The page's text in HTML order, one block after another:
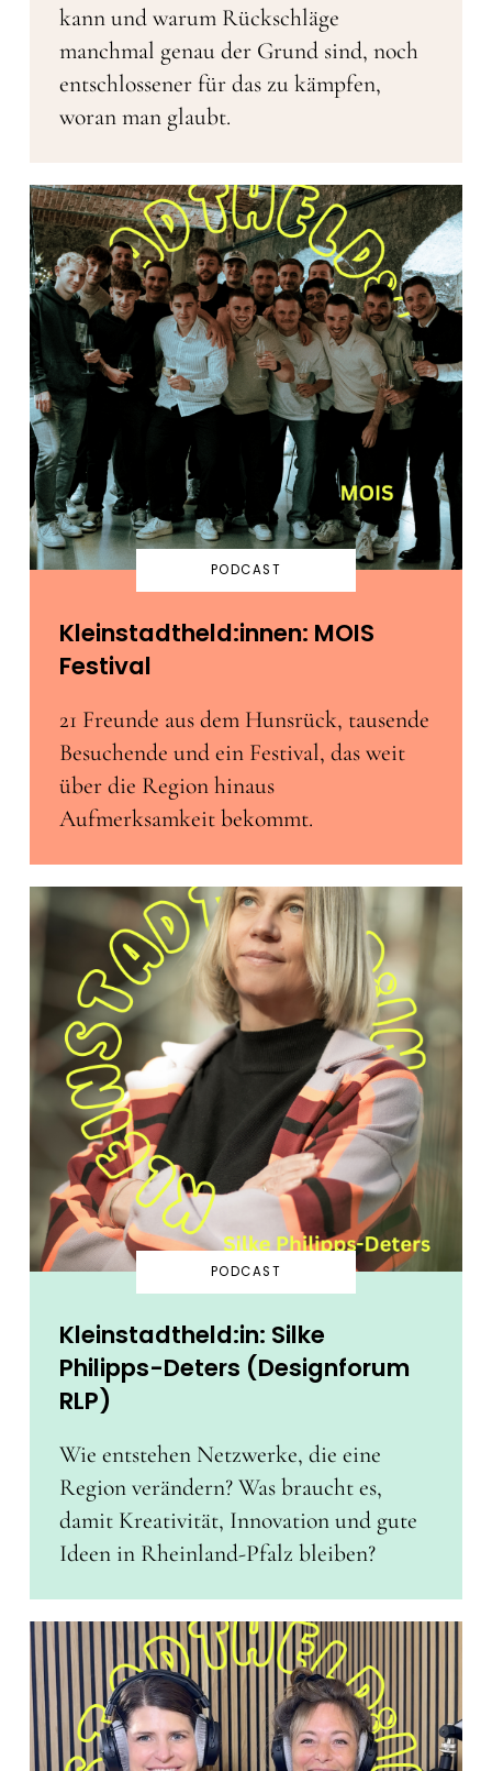
kann und warum Rückschläge
manchmal genau der Grund sind, noch
entschlossener für das zu kämpfen,
woran man glaubt.
PODCAST
Kleinstadtheld:innen: MOIS
Festival
21 Freunde aus dem Hunsrück, tausende
Besuchende und ein Festival, das weit
über die Region hinaus
Aufmerksamkeit bekommt.
PODCAST
Kleinstadtheld:in: Silke
Philipps-Deters (Designforum
RLP)
Wie entstehen Netzwerke, die eine
Region verändern? Was braucht es,
damit Kreativität, Innovation und gute
Ideen in Rheinland-Pfalz bleiben?